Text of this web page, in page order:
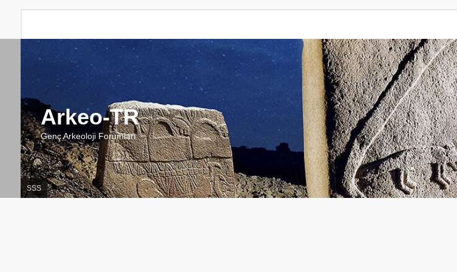
Arkeo-TR
Genç Arkeoloji Forumları
SSS